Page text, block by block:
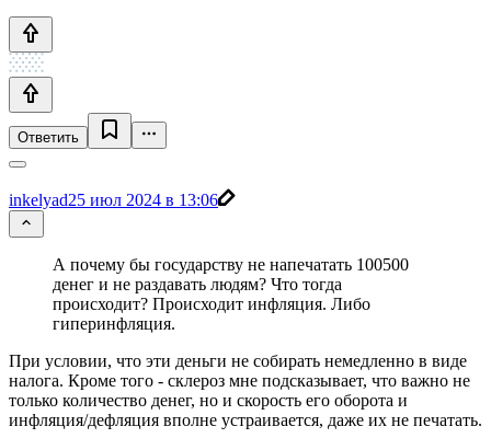
Ответить
inkelyad25 июл 2024 в 13:06
А почему бы государству не напечатать 100500
денег и не раздавать людям? Что тогда
происходит? Происходит инфляция. Либо
гиперинфляция.
При условии, что эти деньги не собирать немедленно в виде
налога. Кроме того - склероз мне подсказывает, что важно не
только количество денег, но и скорость его оборота и
инфляция/дефляция вполне устраивается, даже их не печатать.